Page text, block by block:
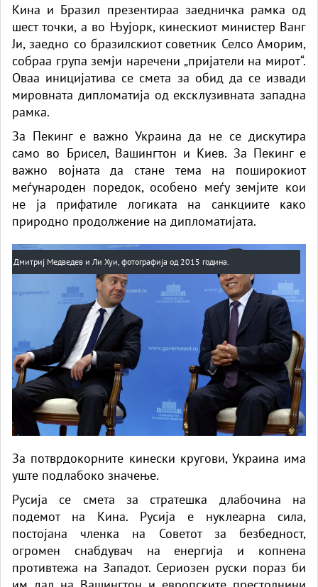
Кина и Бразил презентираа заедничка рамка од
шест точки, а во Њујорк, кинескиот министер Ванг
Ји, заедно со бразилскиот советник Селсо Аморим,
собраа група земји наречени „пријатели на мирот“.
Оваа иницијатива се смета за обид да се извади
мировната дипломатија од ексклузивната западна
рамка.
За Пекинг е важно Украина да не се дискутира
само во Брисел, Вашингтон и Киев. За Пекинг е
важно војната да стане тема на поширокиот
меѓународен поредок, особено меѓу земјите кои
не ја прифатиле логиката на санкциите како
природно продолжение на дипломатијата.
Дмитриј Медведев и Ли Хуи, фотографија од 2015 година.
За потврдокорните кинески кругови, Украина има
уште подлабоко значење.
Русија се смета за стратешка длабочина на
подемот на Кина. Русија е нуклеарна сила,
постојана членка на Советот за безбедност,
огромен снабдувач на енергија и копнена
противтежа на Западот. Сериозен руски пораз би